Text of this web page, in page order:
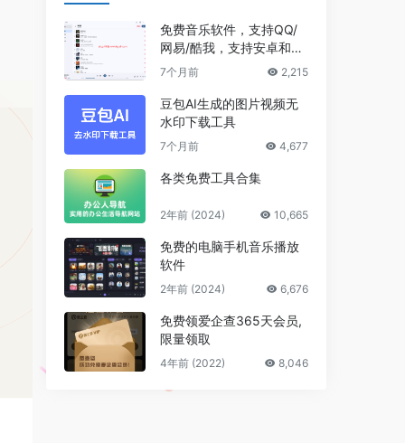
免费音乐软件，支持QQ/
网易/酷我，支持安卓和Wi
ndows平台
7个月前 2,215
豆包AI生成的图片视频无
水印下载工具
7个月前 4,677
各类免费工具合集
2年前 (2024) 10,665
免费的电脑手机音乐播放
软件
2年前 (2024) 6,676
免费领爱企查365天会员,
限量领取
4年前 (2022) 8,046